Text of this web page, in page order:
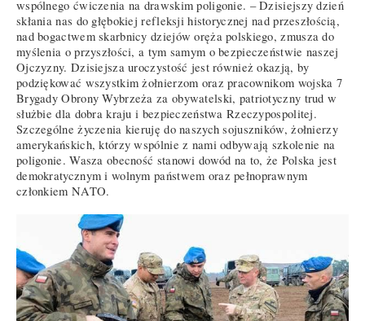
wspólnego ćwiczenia na drawskim poligonie. – Dzisiejszy dzień
skłania nas do głębokiej refleksji historycznej nad przeszłością,
nad bogactwem skarbnicy dziejów oręża polskiego, zmusza do
myślenia o przyszłości, a tym samym o bezpieczeństwie naszej
Ojczyzny. Dzisiejsza uroczystość jest również okazją, by
podziękować wszystkim żołnierzom oraz pracownikom wojska 7
Brygady Obrony Wybrzeża za obywatelski, patriotyczny trud w
służbie dla dobra kraju i bezpieczeństwa Rzeczypospolitej.
Szczególne życzenia kieruję do naszych sojuszników, żołnierzy
amerykańskich, którzy wspólnie z nami odbywają szkolenie na
poligonie. Wasza obecność stanowi dowód na to, że Polska jest
demokratycznym i wolnym państwem oraz pełnoprawnym
członkiem NATO.